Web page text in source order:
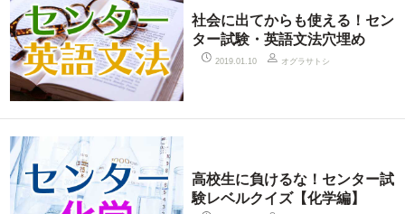
社会に出てからも使える！セン
ター試験・英語文法穴埋め
2019.01.10 オグラサトシ
高校生に負けるな！センター試
験レベルクイズ【化学編】